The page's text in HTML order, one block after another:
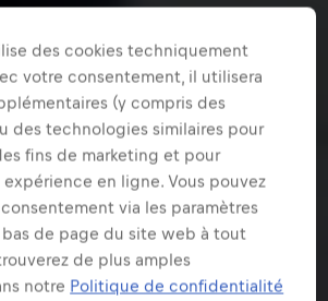
des cookies techniquement
votre consentement, il utilisera
(y compris des
des technologies similaires pour
fins de marketing et pour
en ligne. Vous pouvez
via les paramètres
bas de page du site web à tout
de plus amples
notre Politique de confidentialité